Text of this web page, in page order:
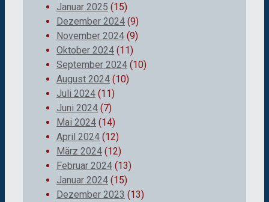
Januar 2025 (15)
Dezember 2024 (9)
November 2024 (9)
Oktober 2024 (11)
September 2024 (10)
August 2024 (10)
Juli 2024 (11)
Juni 2024 (7)
Mai 2024 (14)
April 2024 (12)
März 2024 (12)
Februar 2024 (13)
Januar 2024 (15)
Dezember 2023 (13)